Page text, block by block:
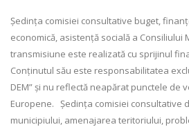
Şedinţa comisiei consultative buget,
economică, asistenţă socială a Consiliului
transmisiune este realizată cu sprijinul
Conținutul său este responsabilitatea
DEM” și nu reflectă neapărat punctele de
Europene. Şedinţa comisiei consultative
municipiului, amenajarea teritoriului,